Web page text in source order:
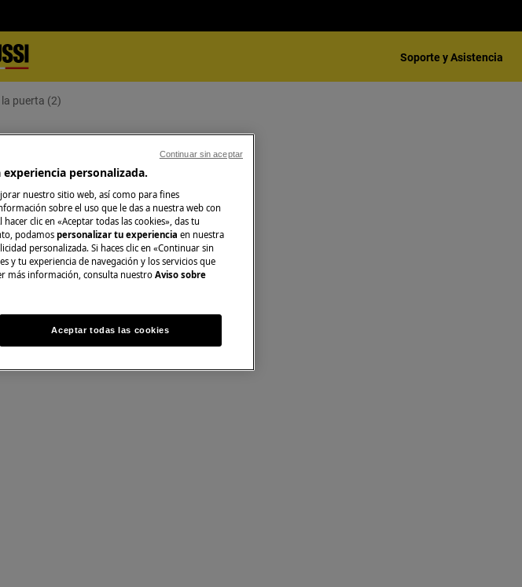
Soporte y Asistencia
puerta (2)
personalizada.
nuestro sitio web, así como para fines
sobre el uso que le das a nuestra web con
clic en «Aceptar todas las cookies», das tu
podamos personalizar tu experiencia en nuestra
personalizada. Si haces clic en «Continuar sin
y tu experiencia de navegación y los servicios que
más información, consulta nuestroAviso sobre
Aceptar todas las cookies
Continuar sin aceptar